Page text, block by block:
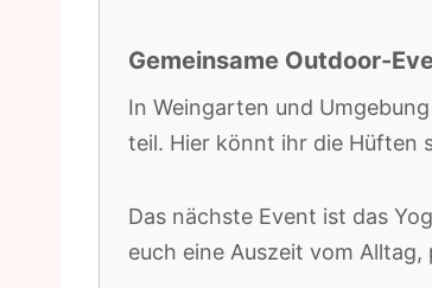
Gemeinsame Outdoor-
In Weingarten und
teil. Hier könnt ihr die Hüften
Das nächste Event ist das
euch eine Auszeit vom